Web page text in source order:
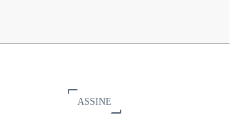
ASSINE